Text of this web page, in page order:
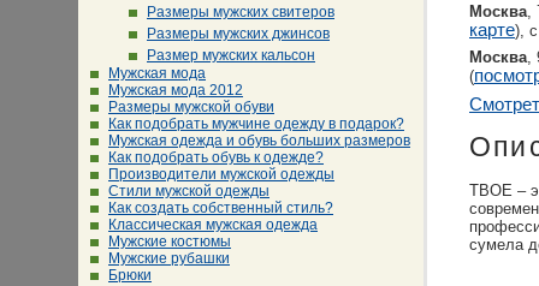
Размеры мужских свитеров
Размеры мужских джинсов
Размер мужских кальсон
Мужская мода
Мужская мода 2012
Размеры мужской обуви
Как подобрать мужчине одежду в подарок?
Мужская одежда и обувь больших размеров
Как подобрать обувь к одежде?
Производители мужской одежды
Стили мужской одежды
Как создать собственный стиль?
Классическая мужская одежда
Мужские костюмы
Мужские рубашки
Брюки
Москва,
карте),
Москва,
(
ТВОЕ –
сумела